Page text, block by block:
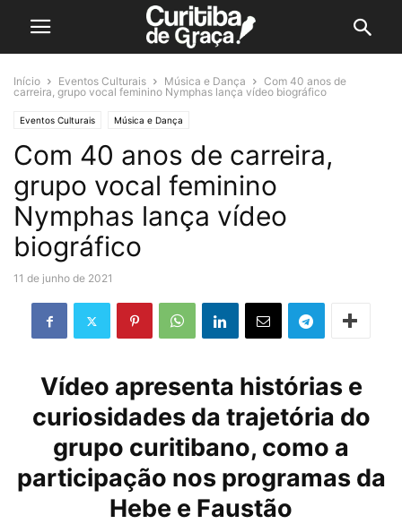
Início Eventos Culturais Música e Dança
Com 40 anos de
carreira, grupo vocal feminino Nymphas lança vídeo biográfico
Eventos Culturais Música e Dança
Com 40 anos de carreira,
grupo vocal feminino
Nymphas lança vídeo
biográfico
11 de junho de 2021
Vídeo apresenta histórias e
curiosidades da trajetória do
grupo curitibano, como a
participação nos programas da
Hebe e Faustão